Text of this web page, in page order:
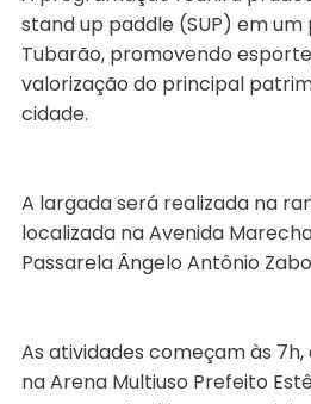
stand up paddle (SUP) em um
Tubarão, promovendo
valorização do principal
cidade.
A largada será realizada na
localizada na Avenida
Passarela Ângelo Antônio
As atividades começam às
na Arena Multiuso Prefeito